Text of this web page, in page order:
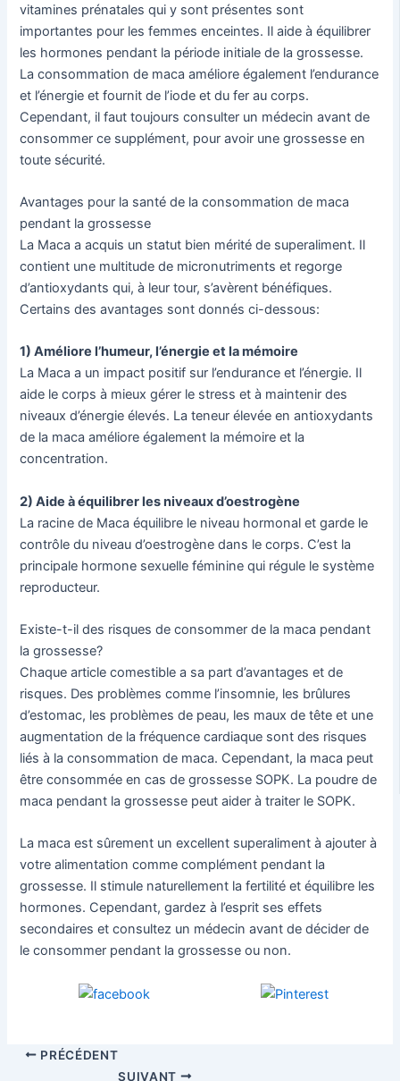
vitamines prénatales qui y sont présentes sont
importantes pour les femmes enceintes. Il aide à équilibrer
les hormones pendant la période initiale de la grossesse.
La consommation de maca améliore également l’endurance
et l’énergie et fournit de l’iode et du fer au corps.
Cependant, il faut toujours consulter un médecin avant de
consommer ce supplément, pour avoir une grossesse en
toute sécurité.
Avantages pour la santé de la consommation de maca
pendant la grossesse
La Maca a acquis un statut bien mérité de superaliment. Il
contient une multitude de micronutriments et regorge
d’antioxydants qui, à leur tour, s’avèrent bénéfiques.
Certains des avantages sont donnés ci-dessous:
1) Améliore l’humeur, l’énergie et la mémoire
La Maca a un impact positif sur l’endurance et l’énergie. Il
aide le corps à mieux gérer le stress et à maintenir des
niveaux d’énergie élevés. La teneur élevée en antioxydants
de la maca améliore également la mémoire et la
concentration.
2) Aide à équilibrer les niveaux d’oestrogène
La racine de Maca équilibre le niveau hormonal et garde le
contrôle du niveau d’oestrogène dans le corps. C’est la
principale hormone sexuelle féminine qui régule le système
reproducteur.
Existe-t-il des risques de consommer de la maca pendant
la grossesse?
Chaque article comestible a sa part d’avantages et de
risques. Des problèmes comme l’insomnie, les brûlures
d’estomac, les problèmes de peau, les maux de tête et une
augmentation de la fréquence cardiaque sont des risques
liés à la consommation de maca. Cependant, la maca peut
être consommée en cas de grossesse SOPK. La poudre de
maca pendant la grossesse peut aider à traiter le SOPK.
La maca est sûrement un excellent superaliment à ajouter à
votre alimentation comme complément pendant la
grossesse. Il stimule naturellement la fertilité et équilibre les
hormones. Cependant, gardez à l’esprit ses effets
secondaires et consultez un médecin avant de décider de
le consommer pendant la grossesse ou non.
PRÉCÉDENT
SUIVANT